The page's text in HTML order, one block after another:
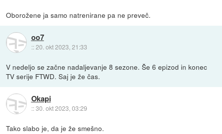
Oborožene ja samo natrenirane pa ne preveč.
oo7
::20. okt 2023, 21:33
V nedeljo se začne nadaljevanje 8 sezone. Še 6 epizod in konec
TV serije FTWD. Saj je že čas.
Okapi
::30. okt 2023, 03:29
Tako slabo je, da je že smešno.